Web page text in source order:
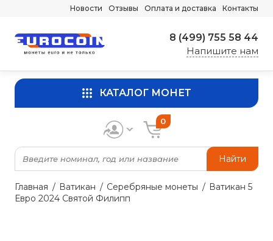
Новости Отзывы Оплата и доставка Контакты
8 (499) 755 58 44
Напишите нам
КАТАЛОГ МОНЕТ
Найти
0
Главная Ватикан Серебряные монеты
Ватикан 5
Евро 2024 Святой Филипп